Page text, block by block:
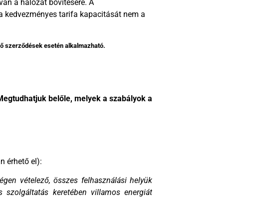
a hálózat bővítésére. A
kedvezményes tarifa kapacitását nem a
szerződések esetén alkalmazható.
belőle, melyek a szabályok a
érhető el):
vételező, összes felhasználási helyük
szolgáltatás keretében villamos energiát